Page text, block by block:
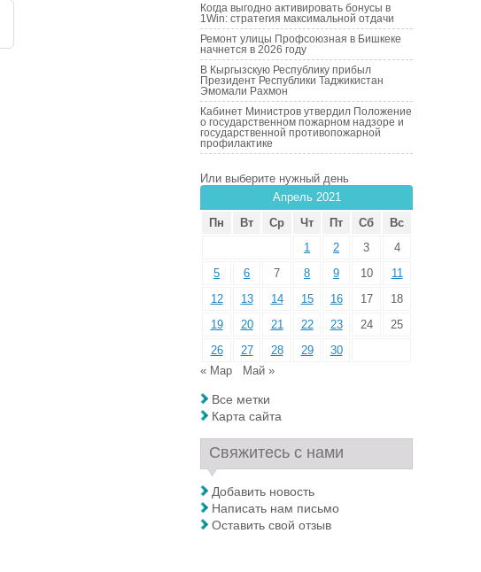
Когда выгодно активировать бонусы в
1Win: стратегия максимальной отдачи
Ремонт улицы Профсоюзная в Бишкеке
начнется в 2026 году
В Кыргызскую Республику прибыл
Президент Республики Таджикистан
Эмомали Рахмон
Кабинет Министров утвердил Положение
о государственном пожарном надзоре и
государственной противопожарной
профилактике
Или выберите нужный день
Апрель 2021
Пн
Вт Ср Чт Пт Сб
Вс
1
2 3
4
5
6 7 8 9 10
11
12
13 14 15 16 17
18
19
20 21 22 23 24
25
26
27 28 29
30
« Мар
Май »
Все метки
Карта сайта
Свяжитесь с нами
Добавить новость
Написать нам письмо
Оставить свой отзыв